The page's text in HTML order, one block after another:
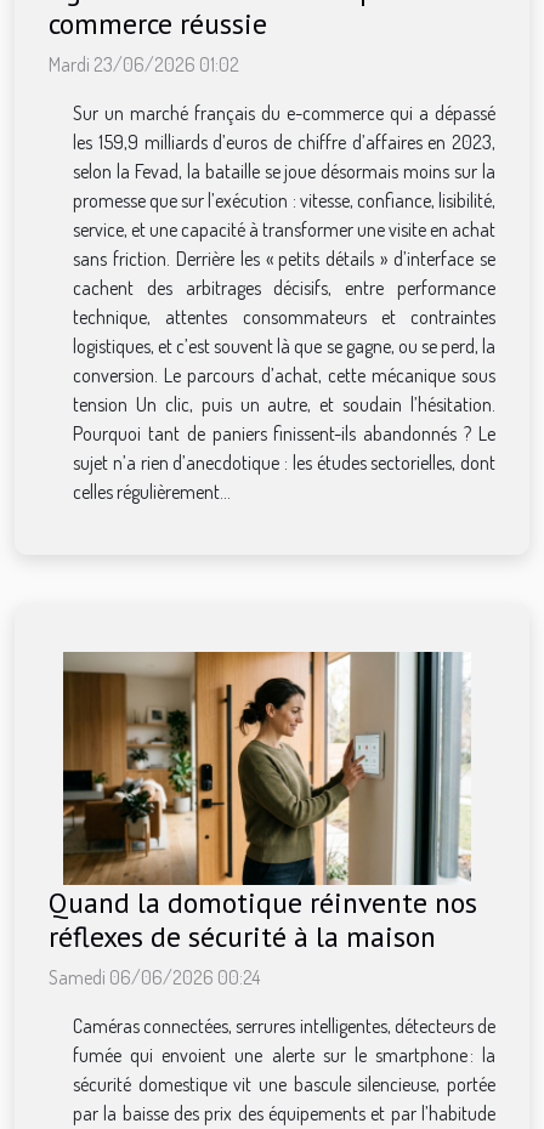
commerce réussie
Mardi 23/06/2026 01:02
Sur un marché français du e-commerce qui a dépassé
les 159,9 milliards d’euros de chiffre d’affaires en 2023,
selon la Fevad, la bataille se joue désormais moins sur la
promesse que sur l’exécution : vitesse, confiance, lisibilité,
service, et une capacité à transformer une visite en achat
sans friction. Derrière les « petits détails » d’interface se
cachent des arbitrages décisifs, entre performance
technique, attentes consommateurs et contraintes
logistiques, et c’est souvent là que se gagne, ou se perd, la
conversion. Le parcours d’achat, cette mécanique sous
tension Un clic, puis un autre, et soudain l’hésitation.
Pourquoi tant de paniers finissent-ils abandonnés ? Le
sujet n’a rien d’anecdotique : les études sectorielles, dont
celles régulièrement...
Quand la domotique réinvente nos
réflexes de sécurité à la maison
Samedi 06/06/2026 00:24
Caméras connectées, serrures intelligentes, détecteurs de
fumée qui envoient une alerte sur le smartphone : la
sécurité domestique vit une bascule silencieuse, portée
par la baisse des prix des équipements et par l’habitude